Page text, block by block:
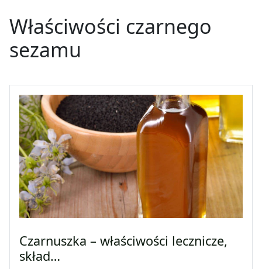
Właściwości czarnego
sezamu
Czarnuszka – właściwości lecznicze,
skład…